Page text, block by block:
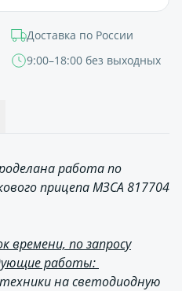
Доставка по России
9:00–18:00 без выходных
работа по
прицепа МЗСА 817704
времени, по запросу
работы:
на светодиодную